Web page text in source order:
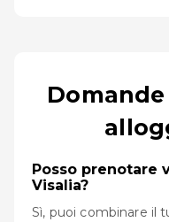
Posso prenotare
Visalia?
Sì, puoi combinare il